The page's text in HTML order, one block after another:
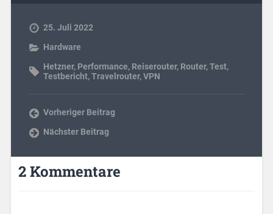
25. Juli 2022
Hardware
Hetzner, Performance, Reiserouter, Router,Test,
Testbericht,Travelrouter,VPN
Vorheriger Beitrag
Nächster Beitrag
2 Kommentare